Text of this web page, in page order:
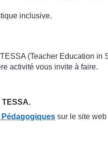
inclusive.
(Teacher Education in
activité vous invite à faire.
Pédagogiques sur le site